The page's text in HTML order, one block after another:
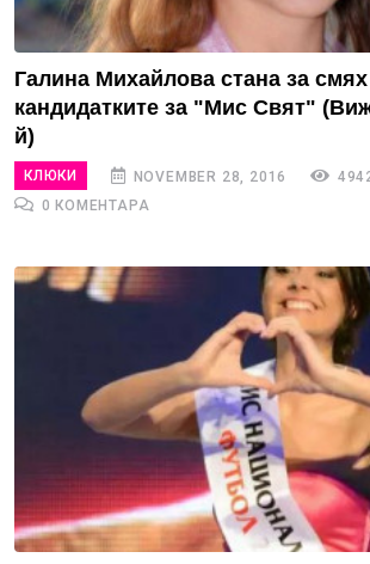
Галина Михайлова стана за
кандидатките за "Мис Свят"
й)
КЛЮКИ NOVEMBER 28, 2016
0 КОМЕНТАРА